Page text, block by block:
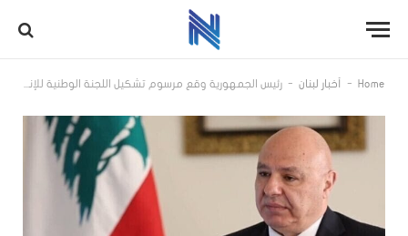
Home
- أخبار لبنان - رئيس الجمهورية وقع مرسوم تشكيل اللجنة الوطنية للإنتاج العضوي